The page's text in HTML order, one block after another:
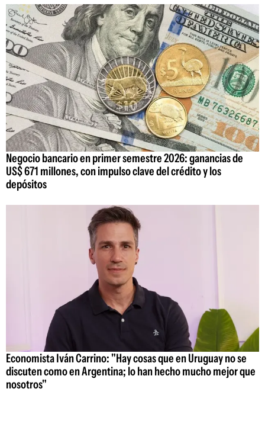
Negocio bancario en primer semestre 2026: ganancias de
US$ 671 millones, con impulso clave del crédito y los
depósitos
Economista Iván Carrino: "Hay cosas que en Uruguay no se
discuten como en Argentina; lo han hecho mucho mejor que
nosotros"